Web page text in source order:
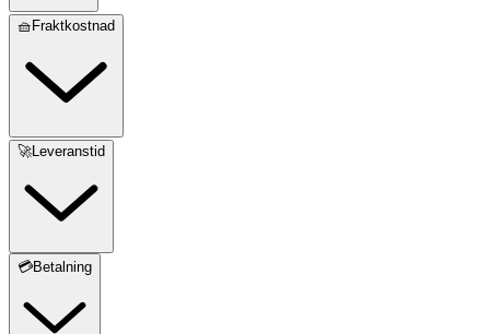
🧺Fraktkostnad
🚀Leveranstid
💳Betalning